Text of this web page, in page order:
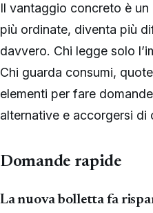
Il vantaggio concreto è
più ordinate, diventa più
davvero. Chi legge solo
Chi guarda consumi,
elementi per fare
alternative e accorgersi di
Domande rapide
La nuova bolletta fa